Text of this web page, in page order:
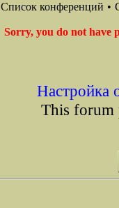
Список конференций •
Sorry, you do not have
Настройка
This